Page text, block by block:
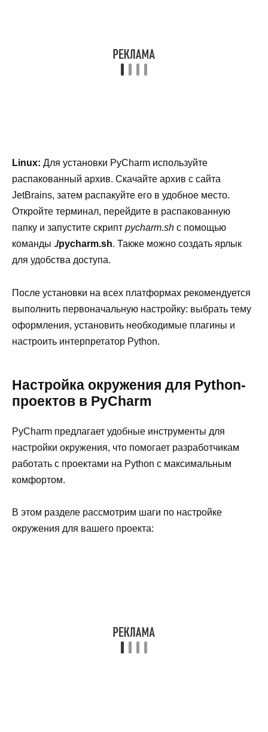
Linux: Для установки PyCharm используйте
распакованный архив. Скачайте архив с сайта
JetBrains, затем распакуйте его в удобное место.
Откройте терминал, перейдите в распакованную
папку и запустите скрипт pycharm.sh с помощью
команды ./pycharm.sh. Также можно создать ярлык
для удобства доступа.
После установки на всех платформах рекомендуется
выполнить первоначальную настройку: выбрать тему
оформления, установить необходимые плагины и
настроить интерпретатор Python.
Настройка окружения для Python-
проектов в PyCharm
PyCharm предлагает удобные инструменты для
настройки окружения, что помогает разработчикам
работать с проектами на Python с максимальным
комфортом.
В этом разделе рассмотрим шаги по настройке
окружения для вашего проекта: